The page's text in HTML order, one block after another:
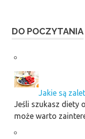
DO POCZYTANIA
Jakie są
Jeśli szukasz diety
może warto